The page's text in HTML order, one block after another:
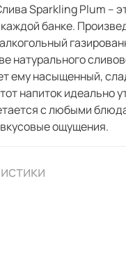
Sparkling Plum –
банке.
натурального
ему насыщенный,
напиток идеально
с любыми
ощущения.